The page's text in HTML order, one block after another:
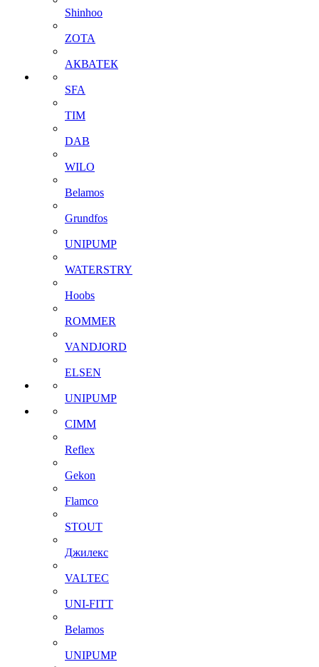
Shinhoo
ZOTA
АКВАТЕК
SFA
TIM
DAB
WILO
Belamos
Grundfos
UNIPUMP
WATERSTRY
Hoobs
ROMMER
VANDJORD
ELSEN
UNIPUMP
CIMM
Reflex
Gekon
Flamco
STOUT
Джилекс
VALTEC
UNI-FITT
Belamos
UNIPUMP